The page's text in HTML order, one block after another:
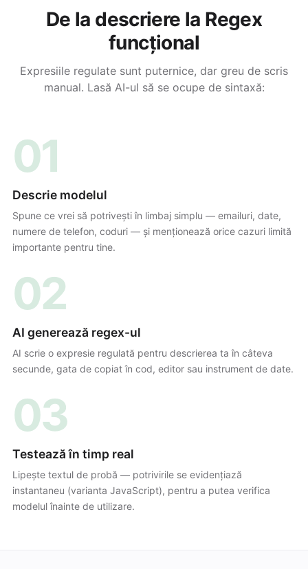
De la descriere la Regex
funcțional
Expresiile regulate sunt puternice, dar greu de scris
manual. Lasă AI-ul să se ocupe de sintaxă:
01
Descrie modelul
Spune ce vrei să potrivești în limbaj simplu — emailuri, date,
numere de telefon, coduri — și menționează orice cazuri limită
importante pentru tine.
02
AI generează regex-ul
AI scrie o expresie regulată pentru descrierea ta în câteva
secunde, gata de copiat în cod, editor sau instrument de date.
03
Testează în timp real
Lipește textul de probă — potrivirile se evidențiază
instantaneu (varianta JavaScript), pentru a putea verifica
modelul înainte de utilizare.